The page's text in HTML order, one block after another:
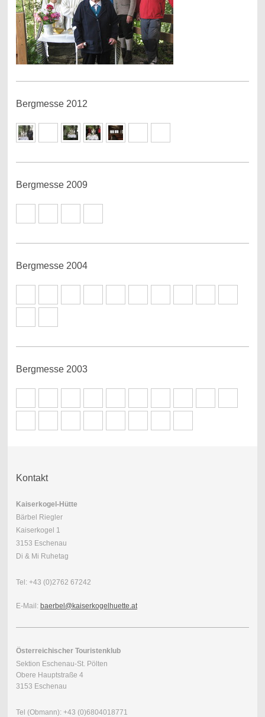
Bergmesse 2012
Bergmesse 2009
Bergmesse 2004
Bergmesse 2003
Kontakt
Kaiserkogel-Hütte
Bärbel Riegler
Kaiserkogel 1
3153 Eschenau
Di & Mi Ruhetag
Tel: +43 (0)2762 67242
E-Mail: baerbel@kaiserkogelhuette.at
Österreichischer Touristenklub
Sektion Eschenau-St. Pölten
Obere Hauptstraße 4
3153 Eschenau
Tel (Obmann): +43 (0)6804018771